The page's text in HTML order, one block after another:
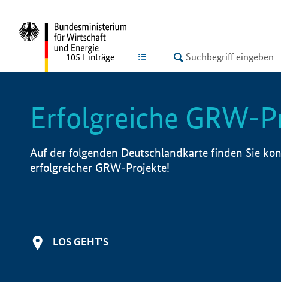
LISTE
105 Einträge
Erfolgreiche GRW-
Auf der folgenden Deutschlandkarte finden Sie
erfolgreicher GRW-Projekte!
LOS GEHT'S